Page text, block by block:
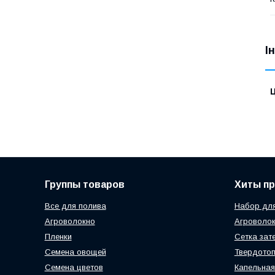
Группы товаров
Все для полива
Агроволокно
Пленки
Семена овощей
Семена цветов
Хиты
Набор
Сетка